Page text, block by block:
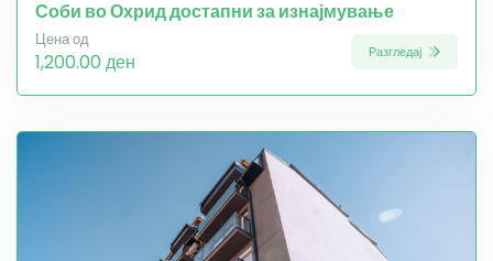
Соби во Охрид достапни за изнајмување
Цена од
1,200.00 ден Разгледај